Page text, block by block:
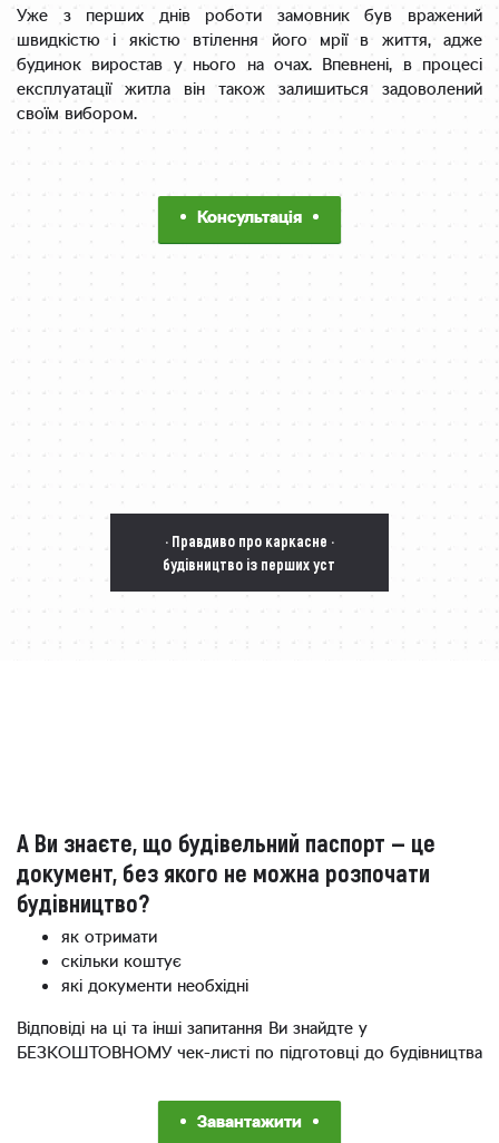
Уже з перших днів роботи замовник був вражений
швидкістю і якістю втілення його мрії в життя, адже
будинок виростав у нього на очах. Впевнені, в процесі
експлуатації житла він також залишиться задоволений
своїм вибором.
Консультація
· Правдиво про каркасне ·
будівництво із перших уст
А Ви знаєте, що будівельний паспорт — це
документ, без якого не можна розпочати
будівництво?
як отримати
скільки коштує
які документи необхідні
Відповіді на ці та інші запитання Ви знайдте у
БЕЗКОШТОВНОМУ чек-листі по підготовці до будівництва
Завантажити